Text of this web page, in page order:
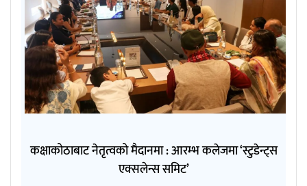
कक्षाकोठाबाट नेतृत्वको मैदानमा : आरम्भ कलेजमा ‘स्टुडेन्ट्स
एक्सलेन्स समिट’